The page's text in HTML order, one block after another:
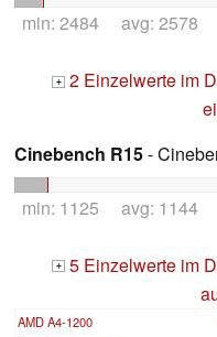
min: 2484 avg: 2578
+ 2 Einzelwerte im
Cinebench R15-
min: 1125 avg: 1144
+ 5 Einzelwerte im
AMD A4-1200